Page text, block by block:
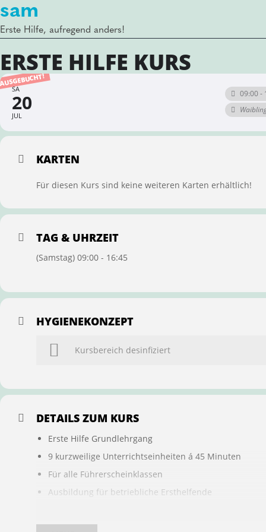
sam
Erste Hilfe, aufregend anders!
ERSTE HILFE KURS
SA
20
JUL
09:00 -
KARTEN
Für diesen Kurs sind keine weiteren Karten erhältlich!
TAG & UHRZEIT
(Samstag) 09:00 - 16:45
HYGIENEKONZEPT
Kursbereich desinfiziert
DETAILS ZUM KURS
Erste Hilfe Grundlehrgang
9 kurzweilige Unterrichtseinheiten á 45 Minuten
Für alle Führerscheinklassen
Ausbildung für betriebliche Ersthelfende